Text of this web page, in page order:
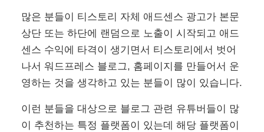
많은 분들이 티스토리 자체 애드센스 광고가 본문
상단 또는 하단에 랜덤으로 노출이 시작되고 애드
센스 수익에 타격이 생기면서 티스토리에서 벗어
나서 워드프레스 블로그, 홈페이지를 만들어서 운
영하는 것을 생각하고 있는 분들이 많이 있습니다.
이런 분들을 대상으로 블로그 관련 유튜버들이 많
이 추천하는 특정 플랫폼이 있는데 해당 플랫폼이